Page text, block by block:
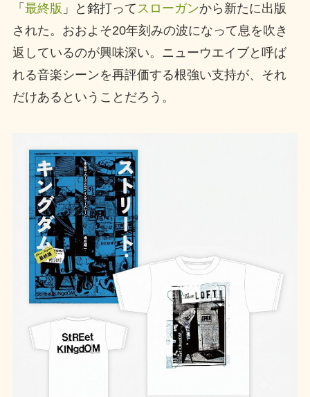
「 最終版 」と銘打って スローガンから新たに出版
された。おおよそ20年刻みの波になって息を吹き
返しているのが興味深い。ニューウエイブと呼ば
れる音楽シーンを再評価する根強い支持が、それ
だけあるということだろう。